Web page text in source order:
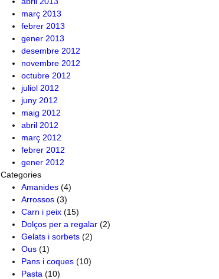
març 2013
febrer 2013
gener 2013
desembre 2012
novembre 2012
octubre 2012
juliol 2012
juny 2012
maig 2012
abril 2012
març 2012
febrer 2012
gener 2012
Categories
Amanides (4)
Arrossos (3)
Carn i peix (15)
Dolços per a regalar (2)
Gelats i sorbets (2)
Ous (1)
Pans i coques (10)
Pasta (10)